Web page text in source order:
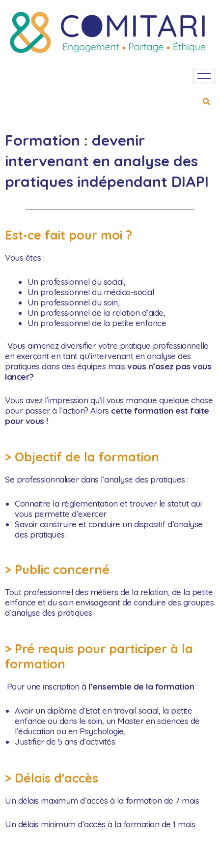
Formation : devenir
intervenant en analyse des
pratiques indépendant DIAPI
Est-ce fait pour moi ?
Vous êtes :
Un professionnel du social,
Un professionnel du médico-social
Un professionnel du soin,
Un professionnel de la relation d’aide,
Un professionnel de la petite enfance
Vous aimeriez diversifier votre pratique professionnelle
en exerçant en tant qu’intervenant en analyse des
pratiques dans des équipes mais vous n’osez pas vous
lancer?
Vous avez l’impression qu’il vous manque quelque chose
pour passer à l’action? Alors cette formation est faite
pour vous !
> Objectif de la formation
Se professionnaliser dans l’analyse des pratiques :
Connaitre la règlementation et trouver le statut qui
vous permette d’exercer
Savoir construire et conduire un dispositif d’analyse
des pratiques
> Public concerné
Tout professionnel des métiers de la relation, de la petite
enfance et du soin envisageant de conduire des groupes
d’analyse des pratiques
> Pré requis pour participer à la
formation
Pour une inscription à l’ensemble de la formation :
Avoir un diplôme d’Etat en travail social, la petite
enfance ou dans le soin, un Master en sciences de
l’éducation ou en Psychologie,
Justifier de 5 ans d’activités
> Délais d'accès
Un délais maximum d’accès à la formation de 7 mois
Un délais minimum d’accès à la formation de 1 mois